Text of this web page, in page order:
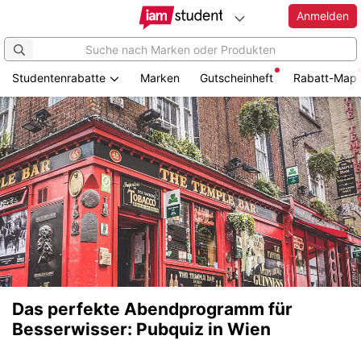
Anmelden
Studentenrabatte Marken Gutscheinheft Rabatt-Map
Das perfekte Abendprogramm für
Besserwisser: Pubquiz in Wien